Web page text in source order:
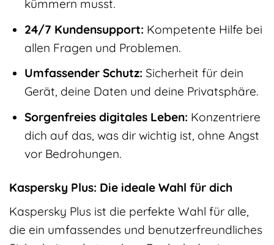
kümmern musst.
24/7 Kundensupport: Kompetente Hilfe bei
allen Fragen und Problemen.
Umfassender Schutz: Sicherheit für dein
Gerät, deine Daten und deine Privatsphäre.
Sorgenfreies digitales Leben: Konzentriere
dich auf das, was dir wichtig ist, ohne Angst
vor Bedrohungen.
Kaspersky Plus: Die ideale Wahl für dich
Kaspersky Plus ist die perfekte Wahl für alle,
die ein umfassendes und benutzerfreundliches